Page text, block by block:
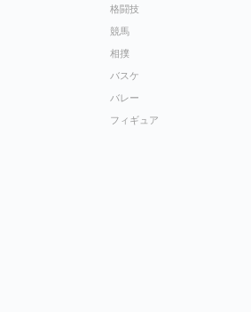
格闘技
競馬
相撲
バスケ
バレー
フィギュア